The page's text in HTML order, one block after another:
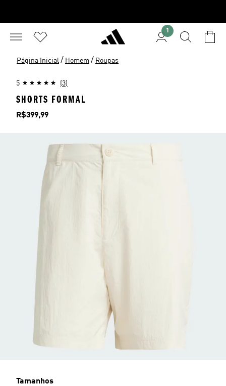
1
Página Inicial / Homem / Roupas
5 (3)
SHORTS FORMAL
Preço
R$399,99
Tamanhos